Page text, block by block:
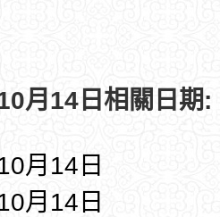
月14日相關日期:
月14日
月14日